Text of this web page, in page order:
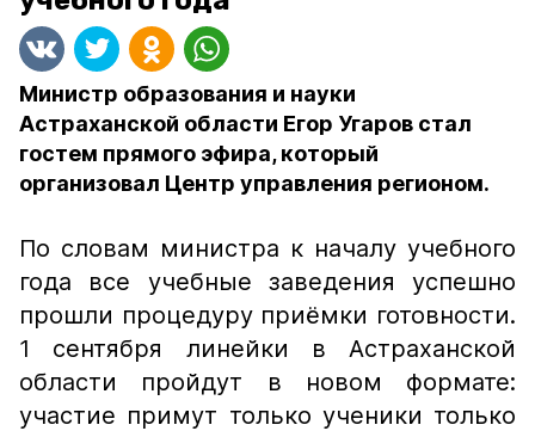
Министр образования и науки
Астраханской области Егор Угаров стал
гостем прямого эфира, который
организовал Центр управления регионом.
По словам министра к началу учебного
года все учебные заведения успешно
прошли процедуру приёмки готовности.
1 сентября линейки в Астраханской
области пройдут в новом формате:
участие примут только ученики только